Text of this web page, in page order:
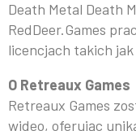
Death Metal Death
RedDeer.Games
licencjach takich
O Retreaux Games
Retreaux Games
wideo, oferując